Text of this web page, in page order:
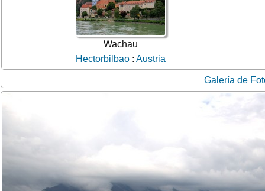
Wachau
Hectorbilbao: Austria
Galería de